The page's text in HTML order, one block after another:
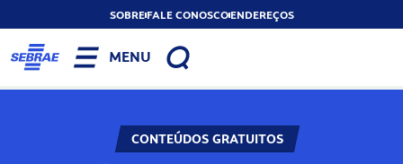
SOBREFALE CONOSCOENDEREÇOS
MENU
CONTEÚDOS GRATUITOS